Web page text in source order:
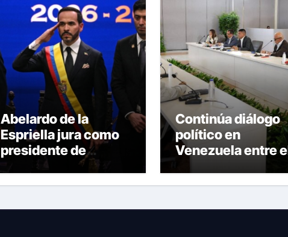
Abelardo de la
Espriella jura como
presidente de
Colombia para el
periodo 2026-2030
Continúa diálogo
político en
Venezuela entre
oposición